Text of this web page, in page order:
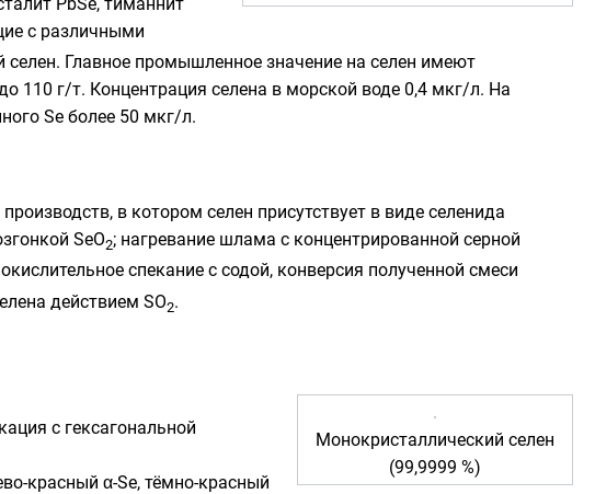
с различными
селен. Главное промышленное значение на селен имеют
110 г/т. Концентрация селена в морской воде 0,4 мкг/л. На
Se более 50 мкг/л.
в котором селен присутствует в виде селенида
SeO2; нагревание шлама с концентрированной серной
спекание с содой, конверсия полученной смеси
действием SO2.
Монокристаллический селен
(99,9999 %)
с гексагональной
красный α-Se, тёмно-красный